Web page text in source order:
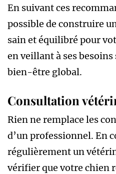
En suivant ces
possible de construire
sain et équilibré pour
en veillant à ses
bien-être global.
Consultation
Rien ne remplace les
d’un professionnel. En
régulièrement un
vérifier que votre chien